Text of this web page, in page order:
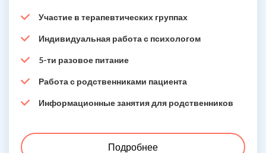
Участие в терапевтических группах
Индивидуальная работа с психологом
5-ти разовое питание
Работа с родственниками пациента
Информационные занятия для родственников
Подробнее